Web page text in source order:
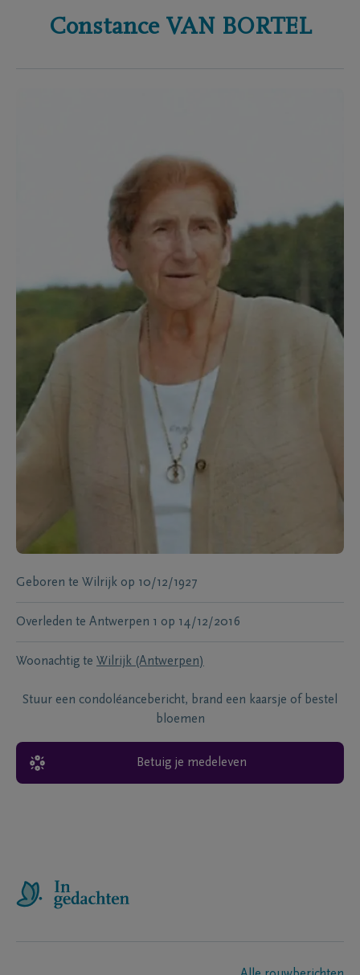
Constance VAN BORTEL
Geboren te Wilrijk op 10/12/1927
Overleden te Antwerpen 1 op 14/12/2016
Woonachtig te Wilrijk (Antwerpen)
Stuur een condoléancebericht, brand een kaarsje of bestel
bloemen
Betuig je medeleven